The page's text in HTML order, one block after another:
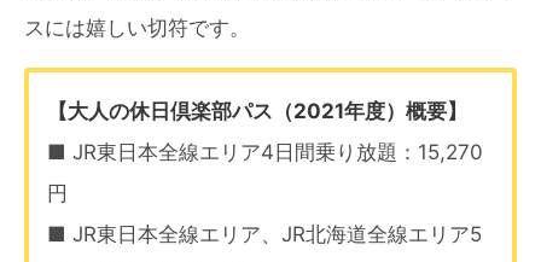
スには嬉しい切符です。
【大人の休日倶楽部パス（2021年度）概要】
■ JR東日本全線エリア4日間乗り放題：15,270
円
■ JR東日本全線エリア、JR北海道全線エリア5